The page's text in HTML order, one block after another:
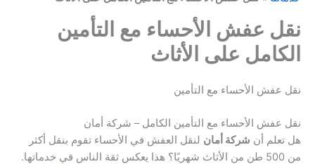
نقل عفش الأحساء مع التأمين
الكامل على الأثاث
نقل عفش الأحساء مع التأمين
نقل عفش الأحساء مع التأمين الكامل – شركة أمان
هل تعلم أن شركة أمان لنقل العفش في الأحساء تقوم بنقل أكثر
من 500 طن من الأثاث شهريًا؟ هذا يعكس ثقة الناس في خدماتها.